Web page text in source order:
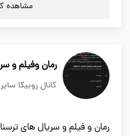
مشاهده
رمان وفیلم و
کانال روبیکا سایر
رمان و فیلم و سریال های